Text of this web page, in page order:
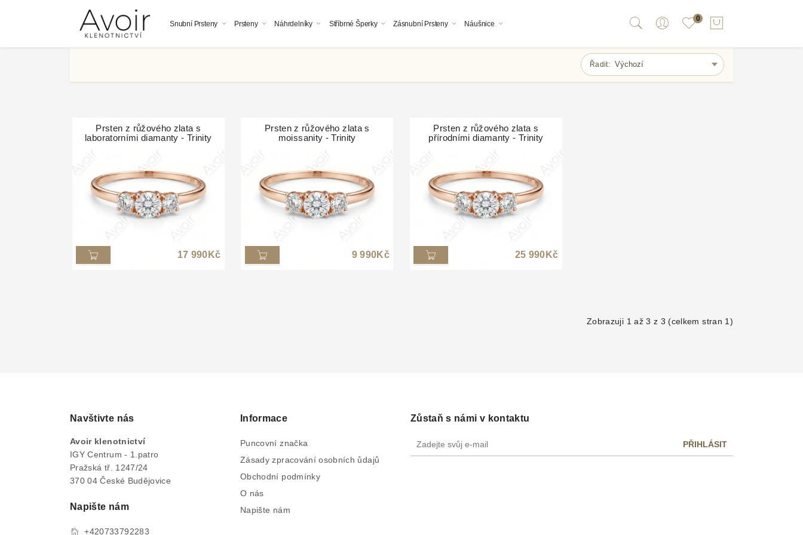
Snubní Prsteny Prsteny Náhrdelníky Stříbrné Šperky Zásnubní Prsteny Náušnice
0
Řadit:
Prsten z růžového zlata s
laboratorními diamanty - Trinity
17 990 Kč
Prsten z růžového zlata s
moissanity - Trinity
9 990Kč
Prsten z růžového zlata s
přírodními diamanty - Trinity
25 990 Kč
Zobrazuji 1 až 3 z 3 (celkem stran 1)
Navštivte nás
Avoir klenotnictví
IGY Centrum - 1.patro
Pražská tř. 1247/24
370 04 České Budějovice
Napište nám
+420733792283
Informace
Puncovní značka
Zásady zpracování osobních ůdajů
Obchodní podmínky
O nás
Napište nám
Zůstaň s námi v kontaktu
PŘIHLÁSIT